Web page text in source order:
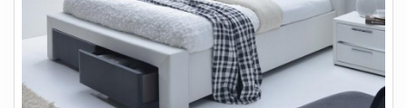
+
LAMPER
+
HAVEMØBLER
+
ENTREMØBLER